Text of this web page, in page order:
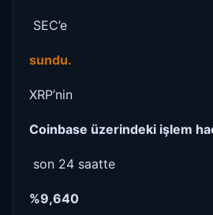
SEC’e
sundu.
XRP’nin
Coinbase üzerindeki işlem
son 24 saatte
%9,640